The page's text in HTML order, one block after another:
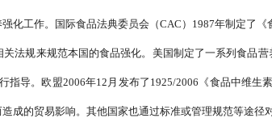
化工作。国际食品法典委员会（CAC）1987年制定了
法规来规范本国的食品强化。美国制定了一系列食品
指导。欧盟2006年12月发布了1925/2006《食品中维
成的贸易影响。其他国家也通过标准或管理规范等途径